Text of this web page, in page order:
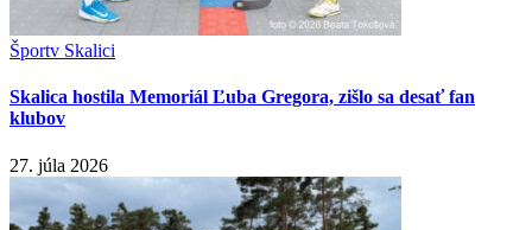
Športv Skalici
Skalica hostila Memoriál Ľuba Gregora, zišlo sa desať fan
klubov
27. júla 2026